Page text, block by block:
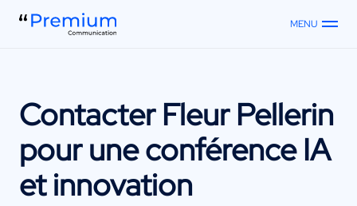
MENU
ContacterFleur Pellerin
pour une conférence IA
et innovation